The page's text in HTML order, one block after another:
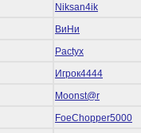
Niksan4ik
ВиНи
Pactyx
Игрок4444
Mооnst@r
FoeChopper5000